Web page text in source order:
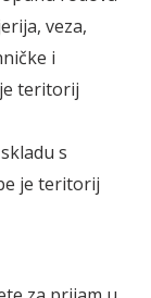
veza,
i
teritorij
s
je teritorij